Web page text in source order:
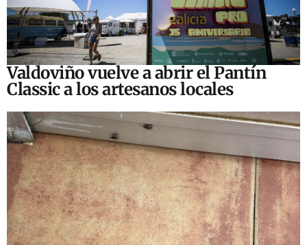
Valdoviño vuelve a abrir el Pantín
Classic a los artesanos locales